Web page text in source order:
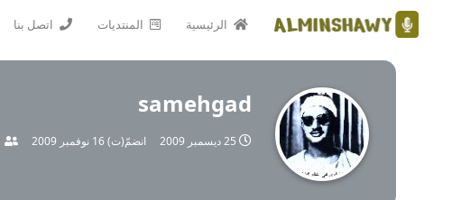
الرئيسية المنتديات اتصل بنا
samehgad
25 ديسمبر 2009 انضمّ(ت)16 نوفمبر 2009